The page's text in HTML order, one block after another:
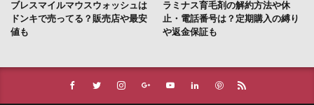
ブレスマイルマウスウォッシュは
ドンキで売ってる？販売店や最安
値も
ラミナス育毛剤の解約方法や休
止・電話番号は？定期購入の縛り
や返金保証も